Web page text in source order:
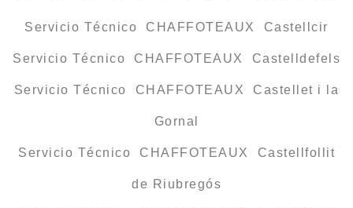
Servicio Técnico CHAFFOTEAUX Castellcir
Servicio Técnico CHAFFOTEAUX Castelldefels
Servicio Técnico CHAFFOTEAUX Castellet i la
Gornal
Servicio Técnico CHAFFOTEAUX Castellfollit
de Riubregós